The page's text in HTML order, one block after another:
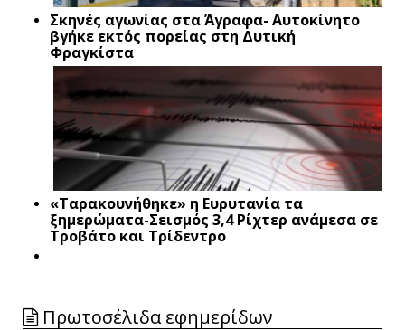
Σκηνές αγωνίας στα Άγραφα- Αυτοκίνητο
βγήκε εκτός πορείας στη Δυτική
Φραγκίστα
«Ταρακουνήθηκε» η Ευρυτανία τα
ξημερώματα-Σεισμός 3,4 Ρίχτερ ανάμεσα σε
Τροβάτο και Τρίδεντρο
Πρωτοσέλιδα εφημερίδων